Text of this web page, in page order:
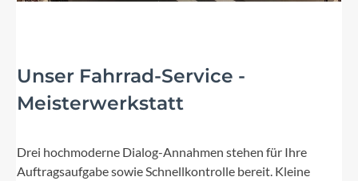
Unser Fahrrad-Service -
Meisterwerkstatt
Drei hochmoderne Dialog-Annahmen stehen für Ihre
Auftragsaufgabe sowie Schnellkontrolle bereit. Kleine